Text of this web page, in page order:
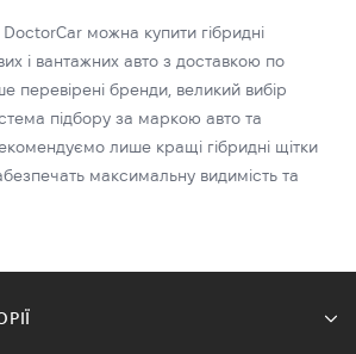
DoctorCar можна купити гібридні
і вантажних авто з доставкою по
перевірені бренди, великий вибір
підбору за маркою авто та
лише кращі гібридні щітки
максимальну видимість та